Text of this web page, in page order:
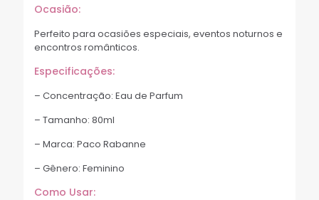
Ocasião:
Perfeito para ocasiões especiais, eventos noturnos e
encontros românticos.
Especificações:
– Concentração: Eau de Parfum
– Tamanho: 80ml
– Marca: Paco Rabanne
– Gênero: Feminino
Como Usar: